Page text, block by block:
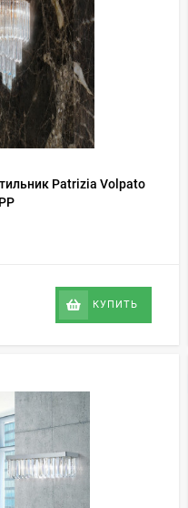
Patrizia Volpato
КУПИТЬ